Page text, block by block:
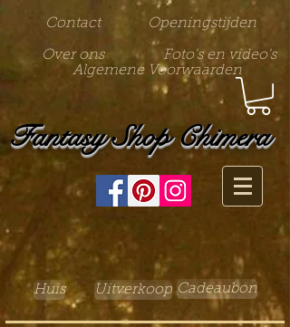
Contact Openingstijden
Over ons
Foto's en video's
Algemene Voorwaarden
Fantasy Shop Chimera
Huis Uitverkoop Cadeaubon